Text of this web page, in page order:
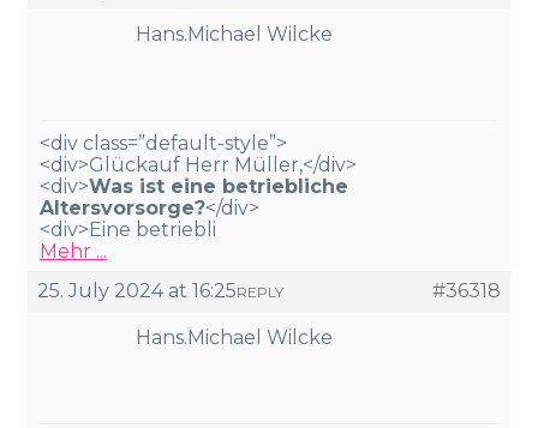
Hans.Michael Wilcke
<div class=”default-style”>
<div>Glückauf Herr Müller,</div>
<div>Was ist eine betriebliche
Altersvorsorge?</div>
<div>Eine betriebli
Mehr ...
25. July 2024 at 16:25
#36318
REPLY
Hans.Michael Wilcke